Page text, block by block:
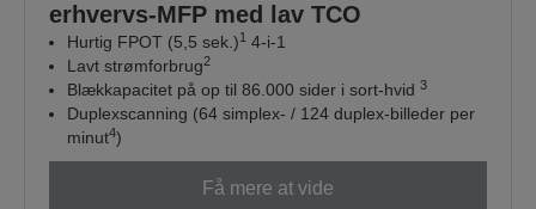
erhvervs-MFP med lav TCO
Hurtig FPOT (5,5 sek.)1 4-i-1
Lavt strømforbrug2
Blækkapacitet på op til 86.000 sider i sort-hvid 3
Duplexscanning (64 simplex- / 124 duplex-billeder per
minut4)
Få mere at vide